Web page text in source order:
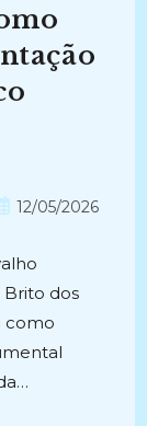
12/05/2026
Brito dos
como